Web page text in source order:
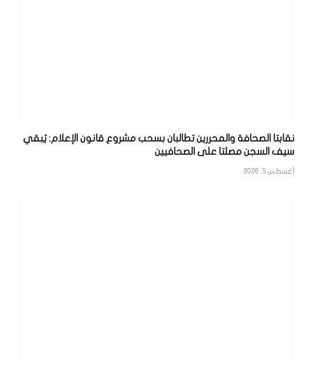
نقابتا الصحافة والمحررين تطالبان بسحب مشروع قانون الإعلام: يُبقي
سيف السجن مصلتا على الصحافيين
أغسطس 5, 2026